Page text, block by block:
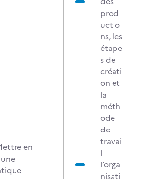
en
prod
uctio
ns, les
étape
s de
créati
on et
la
méth
ode
de
travai
l
l’orga
nisati